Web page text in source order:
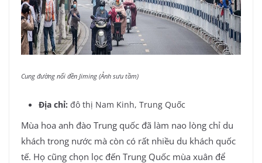
Cung đường nối đền Jiming (Ảnh sưu tầm)
Địa chỉ: đô thị Nam Kinh, Trung Quốc
Mùa hoa anh đào Trung quốc đã làm nao lòng chỉ du
khách trong nước mà còn có rất nhiều du khách quốc
tế. Họ cũng chọn lọc đến Trung Quốc mùa xuân để